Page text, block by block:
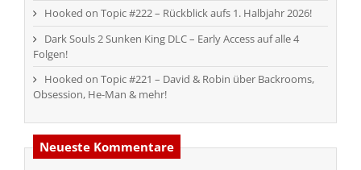
Hooked on Topic #222 – Rückblick aufs 1. Halbjahr 2026!
Dark Souls 2 Sunken King DLC – Early Access auf alle 4
Folgen!
Hooked on Topic #221 – David & Robin über Backrooms,
Obsession, He-Man & mehr!
Neueste Kommentare